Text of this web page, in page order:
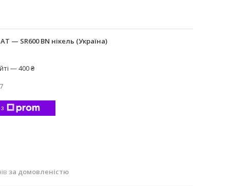
— SR600 BN нікель (Україна)
— 400 ₴
за домовленістю